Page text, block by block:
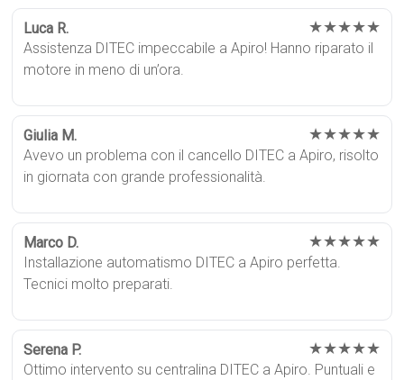
Luca R. ★★★★★
Assistenza DITEC impeccabile a Apiro! Hanno riparato il
motore in meno di un’ora.
Giulia M. ★★★★★
Avevo un problema con il cancello DITEC a Apiro, risolto
in giornata con grande professionalità.
Marco D. ★★★★★
Installazione automatismo DITEC a Apiro perfetta.
Tecnici molto preparati.
Serena P. ★★★★★
Ottimo intervento su centralina DITEC a Apiro. Puntuali e